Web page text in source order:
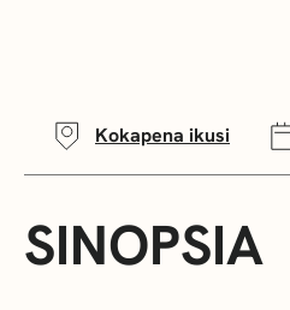
Kokapena ikusi
SINOPSIA